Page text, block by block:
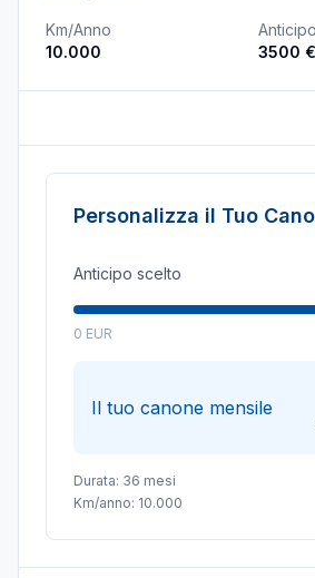
Km/Anno
10.000
Anticipo
3500 €
Personalizza il Tuo
Anticipo scelto
0 EUR
Il tuo canone mensile
Durata: 36 mesi
Km/anno: 10.000